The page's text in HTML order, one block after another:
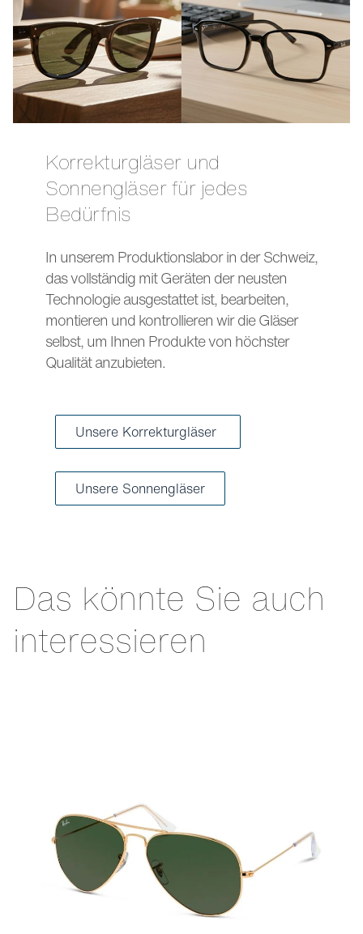
Korrekturgläser und
Sonnengläser für jedes
Bedürfnis
In unserem Produktionslabor in der Schweiz,
das vollständig mit Geräten der neusten
Technologie ausgestattet ist, bearbeiten,
montieren und kontrollieren wir die Gläser
selbst, um Ihnen Produkte von höchster
Qualität anzubieten.
Unsere Korrekturgläser
Unsere Sonnengläser
Das könnte Sie auch
interessieren